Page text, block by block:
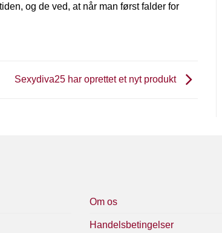
og de ved, at når man først falder for
Sexydiva25 har oprettet et nyt produkt
Om os
Handelsbetingelser